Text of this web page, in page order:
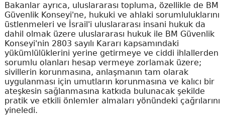
Bakanlar ayrıca, uluslararası topluma, özellikle de BM
Güvenlik Konseyi'ne, hukuki ve ahlaki sorumluluklarını
üstlenmeleri ve İsrail'i uluslararası insani hukuk da
dahil olmak üzere uluslararası hukuk ile BM Güvenlik
Konseyi'nin 2803 sayılı Kararı kapsamındaki
yükümlülüklerini yerine getirmeye ve ciddi ihlallerden
sorumlu olanları hesap vermeye zorlamak üzere;
sivillerin korunmasına, anlaşmanın tam olarak
uygulanması için umutların korunmasına ve kalıcı bir
ateşkesin sağlanmasına katkıda bulunacak şekilde
pratik ve etkili önlemler almaları yönündeki çağrılarını
yineledi.